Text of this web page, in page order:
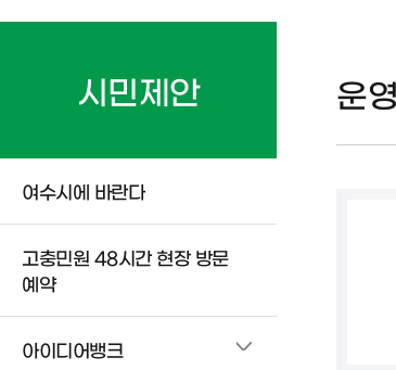
시민제안
여수시에 바란다
고충민원 48시간 현장 방문
예약
아이디어뱅크
운